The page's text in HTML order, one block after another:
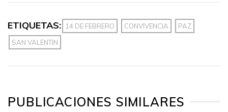
ETIQUETAS: 14 DE FEBRERO CONVIVENCIA
PAZ
SAN VALENTIN
PUBLICACIONES SIMILARES